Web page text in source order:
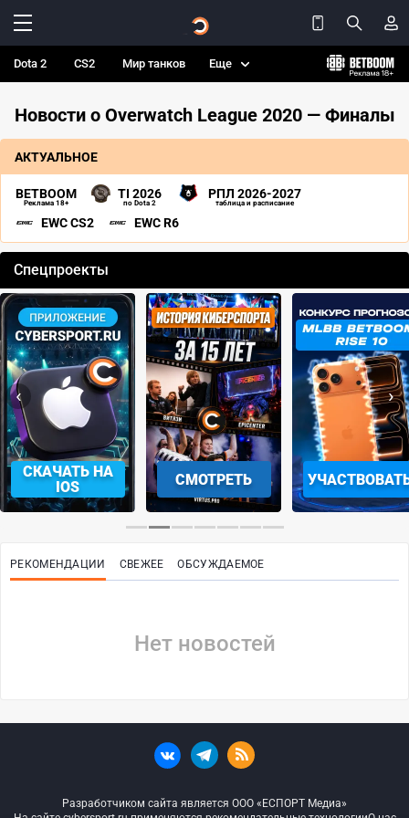
Dota 2 CS2 Мир танков Еще
Новости о Overwatch League 2020 — Финалы
АКТУАЛЬНОЕ
BETBOOM
Реклама 18+
TI 2026
по Dota 2
РПЛ 2026-2027
таблица и расписание
EWC CS2 EWC R6
Спецпроекты
СКАЧАТЬ НА
IOS
СМОТРЕТЬ
‹ ›
РЕКОМЕНДАЦИИ СВЕЖЕЕ ОБСУЖДАЕМОЕ
Нет новостей
Разработчиком сайта является ООО «ЕСПОРТ Медиа»